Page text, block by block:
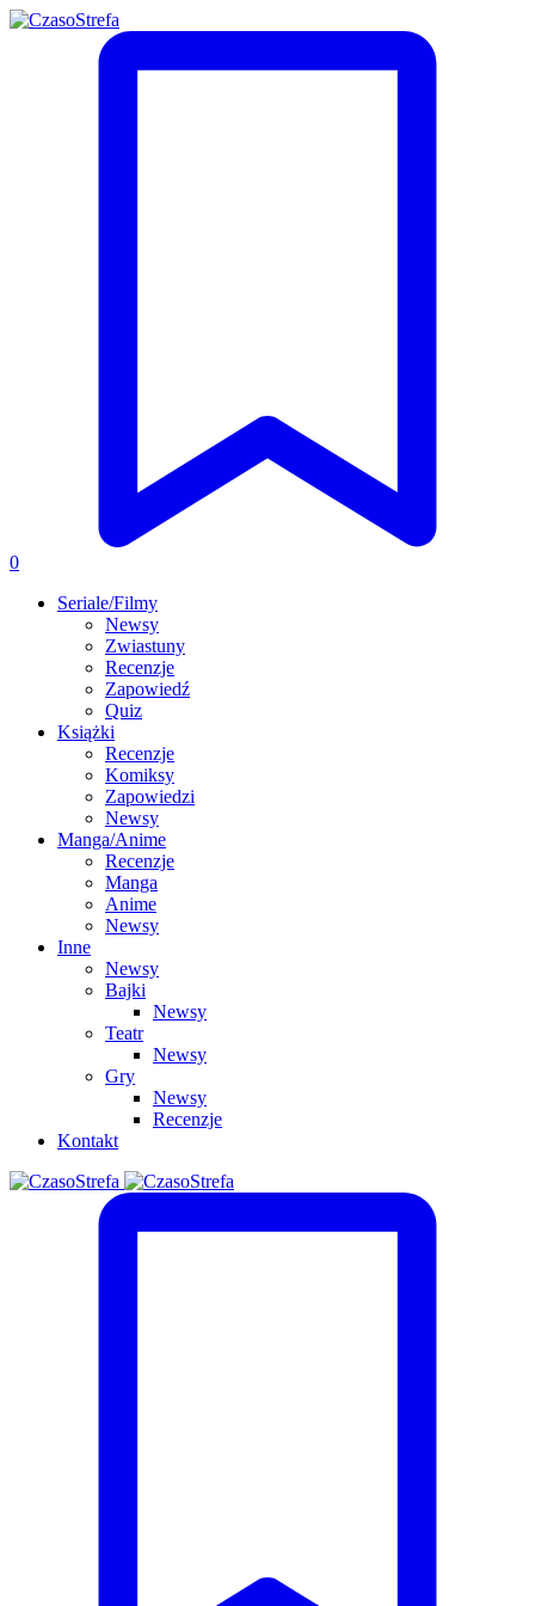
0
Seriale/Filmy
Newsy
Zwiastuny
Recenzje
Zapowiedź
Quiz
Książki
Recenzje
Komiksy
Zapowiedzi
Newsy
Manga/Anime
Recenzje
Manga
Anime
Newsy
Inne
Newsy
Bajki
Newsy
Teatr
Newsy
Gry
Newsy
Recenzje
Kontakt